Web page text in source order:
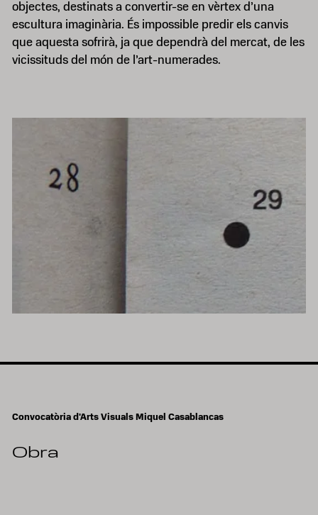
objectes, destinats a convertir-se en vèrtex d’una
escultura imaginària. És impossible predir els canvis
que aquesta sofrirà, ja que dependrà del mercat, de les
vicissituds del món de l’art-numerades.
Convocatòria d'Arts Visuals Miquel Casablancas
Obra